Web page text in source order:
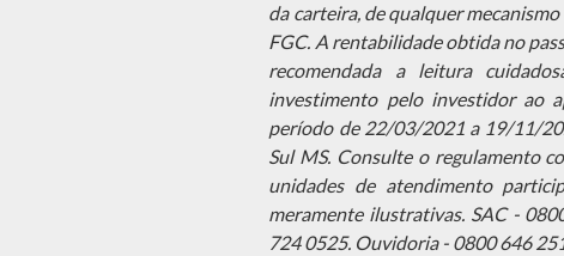
da carteira, de qualquer
FGC. A rentabilidade obtida no
recomendada a leitura
investimento pelo investidor ao
período de 22/03/2021 a 19/11/
Sul MS. Consulte o regulamento
unidades de atendimento
meramente ilustrativas. SAC -
724 0525. Ouvidoria - 0800 646